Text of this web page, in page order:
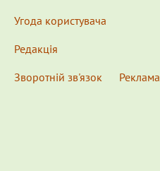
Угода користувача
Редакція
Зворотній зв'язок
Реклама